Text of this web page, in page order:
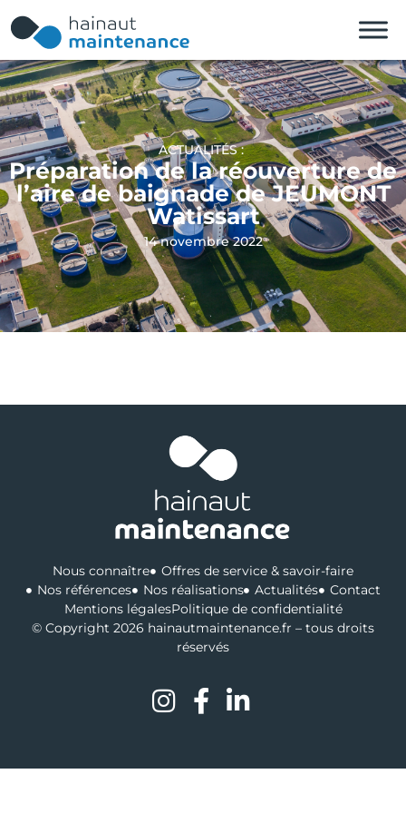
ACTUALITÉS :
Préparation de la réouverture de
l’aire de baignade de JEUMONT
Watissart
14 novembre 2022
Nous connaître
Offres de service & savoir-faire
Nos références
Nos réalisations Actualités
Contact
Mentions légalesPolitique de confidentialité
© Copyright 2026 hainautmaintenance.fr – tous droits
réservés